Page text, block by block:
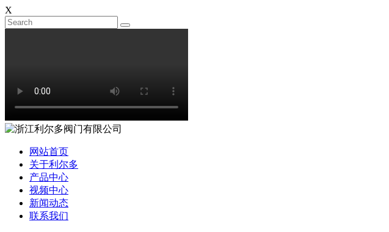
X
网站首页
关于利尔多
产品中心
视频中心
新闻动态
联系我们